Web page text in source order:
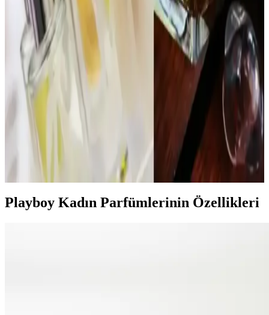
1980'ler Love’s Cologne Parfüm Seti: Vintage
Kokular ve Gençlik Kültürünün İzleri
1980'ler Love’s Cologne parfüm seti, orijinal ve kullanılmamış
kokularıyla nostalji ve vintage parfüm meraklıları için değerli bir
koleksiyon sunar. Set, dönemin gençlik kültürünü yansıtan çeşitli
kokular içerir.
İnsanları Duraklatan ve Övgü Alan Parfümler:
Kalıcılık ve Uyumun Önemi
Reddit kullanıcılarının deneyimlerine göre, Chanel Coco
Mademoiselle ve Glossier You gibi parfümler kalıcılık ve
uyumlarıyla sıkça iltifat alıyor. Parfüm seçerken vücut kokusuyla
uyum ve mevsim dikkate alınmalı.
Playboy Kadın Parfümlerinin Özellikleri